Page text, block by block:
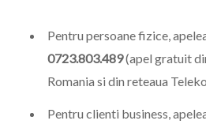
Pentru persoane fizice,
0723.803.489(apel gratuit
Romania si din reteaua
Pentru clienti business,